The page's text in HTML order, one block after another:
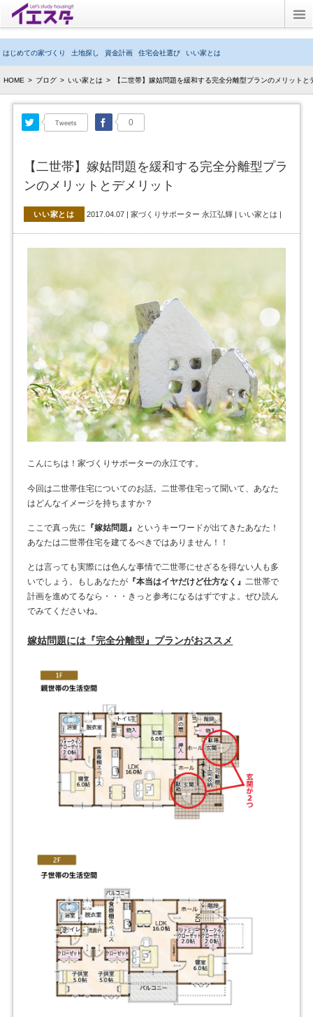
はじめての家づくり 土地探し 資金計画 住宅会社選び いい家とは
HOME > ブログ > いい家とは > 【二世帯】嫁姑問題を緩和する完全分離型プランのメリットと
Tweets
Twitter 0
Facebook
【二世帯】嫁姑問題を緩和する完全分離型プラ
ンのメリットとデメリット
いい家とは 2017.04.07| 家づくりサポーター 永江弘輝| いい家とは |
こんにちは！家づくりサポーターの永江です。
今回は二世帯住宅についてのお話。二世帯住宅って聞いて、あなた
はどんなイメージを持ちますか？
ここで真っ先に 『嫁姑問題』 というキーワードが出てきたあなた！
あなたは二世帯住宅を建てるべきではありません！！
とは言っても実際には色んな事情で二世帯にせざるを得ない人も多
いでしょう。もしあなたが 『本当はイヤだけど仕方なく』二世帯で
計画を進めてるなら・・・きっと参考になるはずですよ。ぜひ読ん
でみてくださいね。
嫁姑問題には『完全分離型』プランがおススメ
ブログ